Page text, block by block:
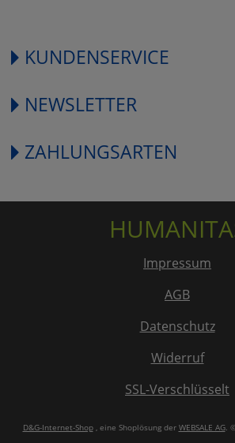
KUNDENSERVICE
NEWSLETTER
ZAHLUNGSARTEN
Impressum
AGB
Datenschutz
Widerruf
SSL-Verschlüsselt
D&G-Internet-Shop, eine Shoplösung der WEBSALE AG.